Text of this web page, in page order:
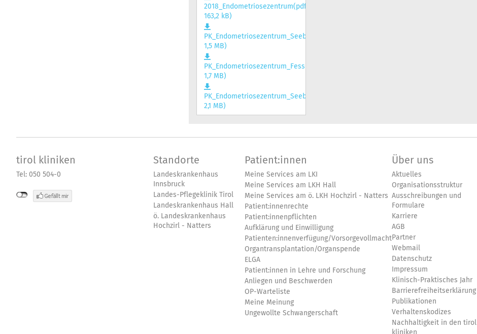
2018_Endometriosezentrum(pdf,
163,2 kB)
PK_Endometriosezentrum_Seeber_Fessler_201812_Q_Seiwald(jpg,
1,5 MB)
PK_Endometriosezentrum_Fessler_201812_Q_Seiwald(jpg,
1,7 MB)
PK_Endometriosezentrum_Seeber_201812_Q_Seiwald(jpg,
2,1 MB)
tirol kliniken
Tel: 050 504-0
Standorte
Landeskrankenhaus
Innsbruck
Landes-Pflegeklinik Tirol
Landeskrankenhaus Hall
ö. Landeskrankenhaus
Hochzirl - Natters
Patient:innen
Meine Services am LKI
Meine Services am LKH Hall
Meine Services am ö. LKH Hochzirl - Natters
Patient:innenrechte
Patient:innenpflichten
Aufklärung und Einwilligung
Patienten:innenverfügung/Vorsorgevollmacht
Organtransplantation/Organspende
ELGA
Patient:innen in Lehre und Forschung
Anliegen und Beschwerden
OP-Warteliste
Meine Meinung
Ungewollte Schwangerschaft
Über uns
Aktuelles
Organisationsstruktur
Ausschreibungen und
Formulare
Karriere
AGB
Partner
Webmail
Datenschutz
Impressum
Klinisch-Praktisches Jahr
Barrierefreiheitserklärung
Publikationen
Verhaltenskodizes
Nachhaltigkeit in den tirol